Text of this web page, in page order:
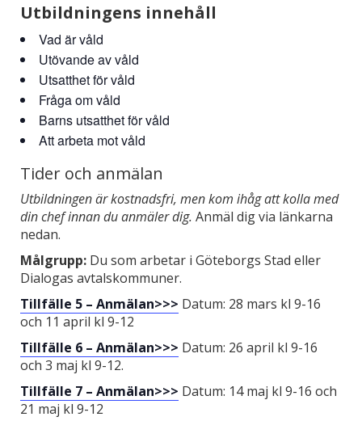
Utbildningens innehåll
Vad är våld
Utövande av våld
Utsatthet för våld
Fråga om våld
Barns utsatthet för våld
Att arbeta mot våld
Tider och anmälan
Utbildningen är kostnadsfri, men kom ihåg att kolla med
din chef innan du anmäler dig. Anmäl dig via länkarna
nedan.
Målgrupp: Du som arbetar i Göteborgs Stad eller
Dialogas avtalskommuner.
Tillfälle 5 – Anmälan>>> Datum: 28 mars kl 9-16
och 11 april kl 9-12
Tillfälle 6 – Anmälan>>> Datum: 26 april kl 9-16
och 3 maj kl 9-12.
Tillfälle 7 – Anmälan>>> Datum: 14 maj kl 9-16 och
21 maj kl 9-12